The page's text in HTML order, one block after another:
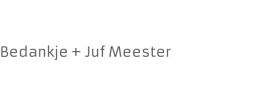
Bedankje + Juf Meester